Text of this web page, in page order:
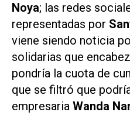
Noya; las redes
representadas por
viene siendo noticia
solidarias que
pondría la cuota de
que se filtró que
empresaria Wanda